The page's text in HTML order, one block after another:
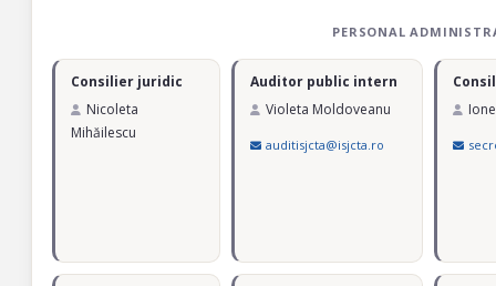
PERSONAL
Consilier juridic
Nicoleta
Mihăilescu
Auditor public intern
Violeta Moldoveanu
auditisjcta@isjcta.ro